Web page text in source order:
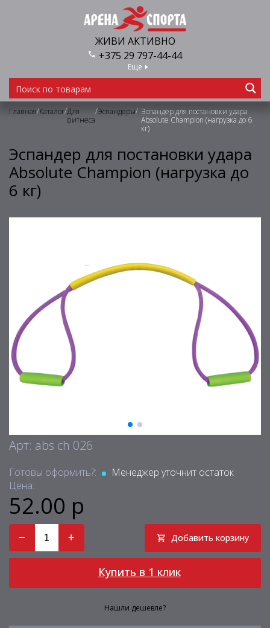
ЖИВИ АКТИВНО
+375 29 797-44-44
Еще
Главная/Каталог/Для
фитнеса
/Эспандеры/ Эспандер для постановки удара
Absolute Champion (нагрузка до 6
кг)
Эспандер для постановки удара
Absolute Champion (нагрузка до
6 кг)
Арт: abs ch 026
Готовы оформить?:
Менеджер уточнит остаток
Цена:
52.00 р
− + Добавить корзину
Купить в 1 клик
Нашли дешевле?